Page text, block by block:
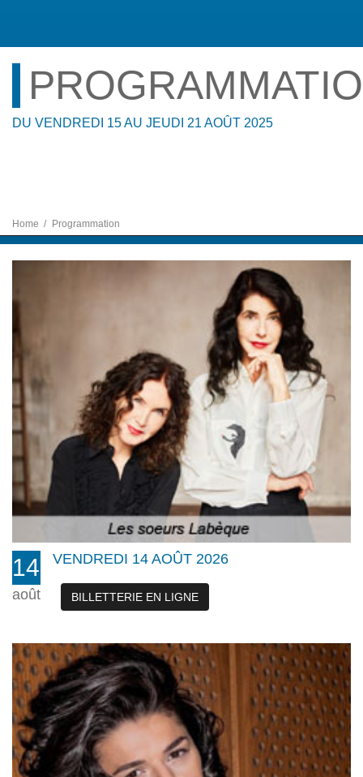
DU VENDREDI 15 AU JEUDI 21 AOÛT 2025
Home Programmation
14
août
VENDREDI 14 AOÛT 2026
BILLETTERIE EN LIGNE